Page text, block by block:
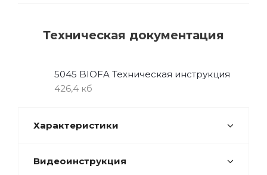
Техническая документация
5045 BIOFA Техническая инструкция
426,4 кб
Характеристики
Видеоинструкция